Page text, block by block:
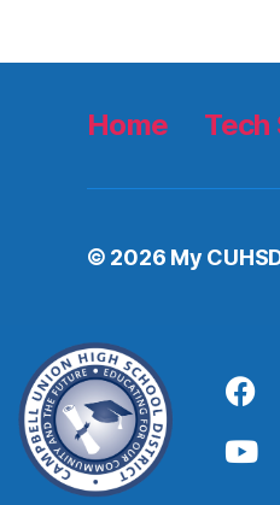
Home Tech
© 2026 My